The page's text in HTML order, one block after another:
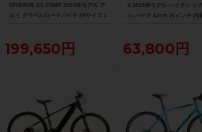
DIVERGE E5 COMP 2023年モデル ア
ルミ グラベルロードバイク 49サイズ 1
199,650円
6 2018年モデル ハイテン シ
ル バイク 42cm 26インチ 内
63,800円